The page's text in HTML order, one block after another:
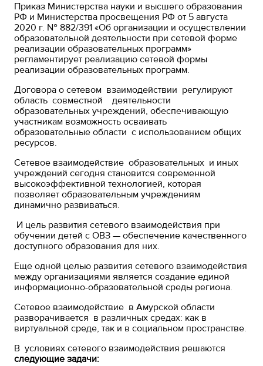
Приказ Министерства науки и высшего образования
РФ и Министерства просвещения РФ от 5 августа
2020 г. № 882/391 «Об организации и осуществлении
образовательной деятельности при сетевой форме
реализации образовательных программ»
регламентирует реализацию сетевой формы
реализации образовательных программ.
Договора о сетевом взаимодействии регулируют
область совместной деятельности
образовательных учреждений, обеспечивающую
участникам возможность осваивать
образовательные области с использованием общих
ресурсов.
Сетевое взаимодействие образовательных и иных
учреждений сегодня становится современной
высокоэффективной технологией, которая
позволяет образовательным учреждениям
динамично развиваться.
И цель развития сетевого взаимодействия при
обучении детей с ОВЗ — обеспечение качественного
доступного образования для них.
Еще одной целью развития сетевого взаимодействия
между организациями является создание единой
информационно-образовательной среды региона.
Сетевое взаимодействие в Амурской области
разворачивается в различных средах: как в
виртуальной среде, так и в социальном пространстве.
В условиях сетевого взаимодействия решаются
следующие задачи: